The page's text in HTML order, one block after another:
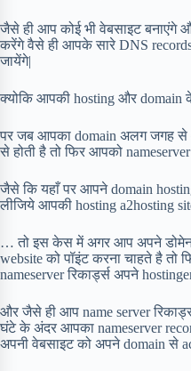
जैसे ही आप कोई भी वेबसाइट बनाएंगे
करेंगे वैसे ही आपके सारे DNS
जायेंगे|
क्योकि आपकी hosting और domain के
पर जब आपका domain अलग जगह
से होती है तो फिर आपको
जैसे कि यहाँ पर आपने domain
लीजिये आपकी hosting a2hosting
… तो इस केस में अगर आप अपने डोमेन
website को पॉइंट करना चाहते है तो
nameserver रिकार्ड्स अपने
और जैसे ही आप name server
घंटे के अंदर आपका nameserver
अपनी वेबसाइट को अपने domain से